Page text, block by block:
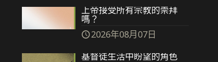
上帝接受所有宗教的崇拜
嗎？
2026年08月07日
基督徒生活中盼望的角色